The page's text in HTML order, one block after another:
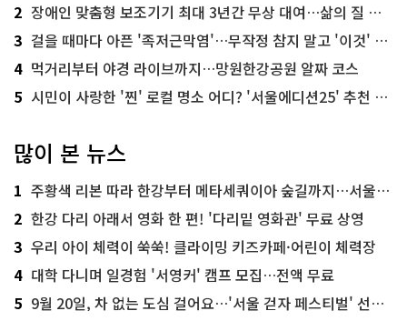
2 장애인 맞춤형 보조기기 최대 3년간 무상 대여…삶의 질 높인다
3 걸을 때마다 아픈 '족저근막염'…무작정 참지 말고 '이것' 해보세요!
4 먹거리부터 야경 라이브까지…망원한강공원 알짜 코스
5 시민이 사랑한 '찐' 로컬 명소 어디? '서울에디션25' 추천 코스
많이 본 뉴스
1 주황색 리본 따라 한강부터 메타세쿼이아 숲길까지…서울둘레길 15코스
2 한강 다리 아래서 영화 한 편! '다리밑 영화관' 무료 상영
3 우리 아이 체력이 쑥쑥! 클라이밍 키즈카페·어린이 체력장
4 대학 다니며 일경험 '서영커' 캠프 모집…전액 무료
5 9월 20일, 차 없는 도심 걸어요…'서울 걷자 페스티벌' 선착순 5천명